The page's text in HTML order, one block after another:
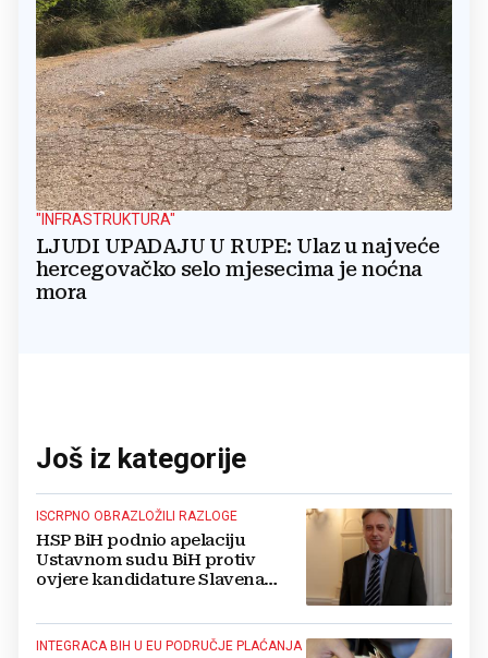
"INFRASTRUKTURA"
LJUDI UPADAJU U RUPE: Ulaz u najveće
hercegovačko selo mjesecima je noćna
mora
Još iz kategorije
ISCRPNO OBRAZLOŽILI RAZLOGE
HSP BiH podnio apelaciju
Ustavnom sudu BiH protiv
ovjere kandidature Slavena
INTEGRACA BIH U EU PODRUČJE PLAĆANJA